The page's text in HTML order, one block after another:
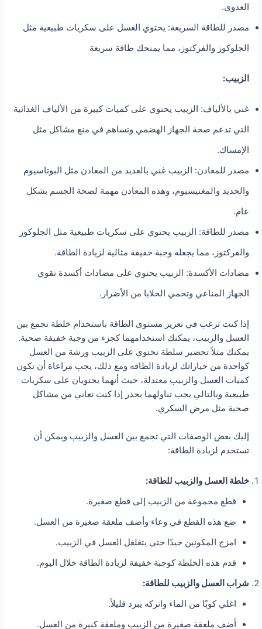
العدوى.
مصدر للطاقة السريعة: يحتوي العسل على سكريات طبيعية مثل
الجلوكوز والفركتوز، مما يمنحك طاقة سريعة
الزبيب:
غني بالألياف: الزبيب يحتوي على كميات كبيرة من الألياف الغذائية
التي تدعم صحة الجهاز الهضمي وتساهم في منع مشاكل مثل
الإمساك.
مصدر للمعادن: الزبيب غني بالعديد من المعادن مثل البوتاسيوم
والحديد والمغنيسيوم، وهذه المعادن مهمة لصحة الجسم بشكل
عام.
مصدر للطاقة: الزبيب يحتوي على سكريات طبيعية مثل الجلوكوز
والفركتوز، مما يجعله وجبة خفيفة مثالية لزيادة الطاقة.
مضادات الأكسدة: الزبيب يحتوي على مضادات أكسدة تقوي
الجهاز المناعي وتحمي الخلايا من الأضرار.
إذا كنت ترغب في تعزيز مستوى الطاقة باستخدام خلطة تجمع بين
العسل والزبيب، يمكنك استخدامهما كجزء من وجبة خفيفة صحية.
يمكنك مثلاً تحضير سلطة تحتوي على الزبيب ورشة من العسل
كواحدة من خياراتك لزيادة الطاقه ومع ذلك، يجب مراعاة أن تكون
كميات العسل والزبيب معتدلة، حيث أنهما يحتويان على سكريات
طبيعية وبالتالي يجب تناولهما بحذر إذا كنت تعاني من مشاكل
صحية مثل مرض السكري.
إليك بعض الوصفات التي تجمع بين العسل والزبيب ويمكن أن
تستخدم لزيادة الطاقة:
خلطة العسل والزبيب للطاقة:
قطع مجموعة من الزبيب إلى قطع صغيرة.
ضع هذه القطع في وعاء وأضف ملعقة صغيرة من العسل.
امزج المكونين جيدًا حتى يتغلغل العسل في الزبيب.
قدم هذه الخلطة كوجبة خفيفة لزيادة الطاقة خلال اليوم.
شراب العسل والزبيب للطاقة:
اغلي كوبًا من الماء واتركه يبرد قليلاً.
أضف ملعقة صغيرة من الزبيب وملعقة كبيرة من العسل.